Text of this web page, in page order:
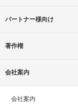
パートナー様向け
著作権
会社案内
会社案内